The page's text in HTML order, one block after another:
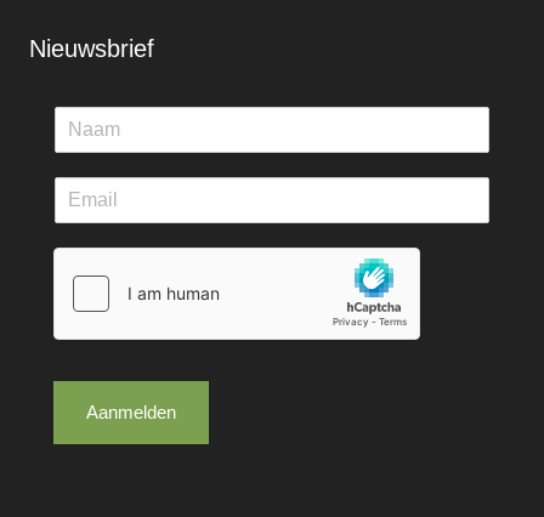
Nieuwsbrief
Aanmelden